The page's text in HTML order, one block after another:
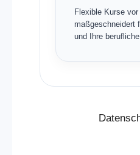
Flexible Kurse
maßgeschneidert
und Ihre